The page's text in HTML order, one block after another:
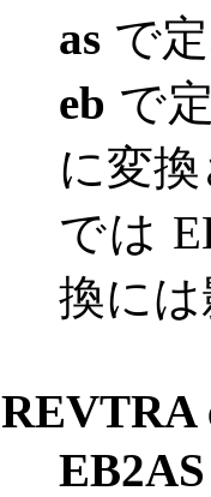
as で
eb で
に変
では
換に
REVTRA
EB2AS